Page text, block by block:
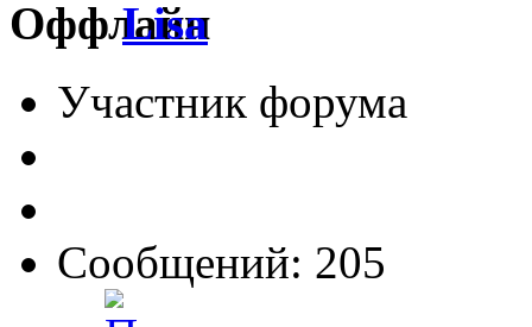
Lisa
Участник форума
Сообщений: 205